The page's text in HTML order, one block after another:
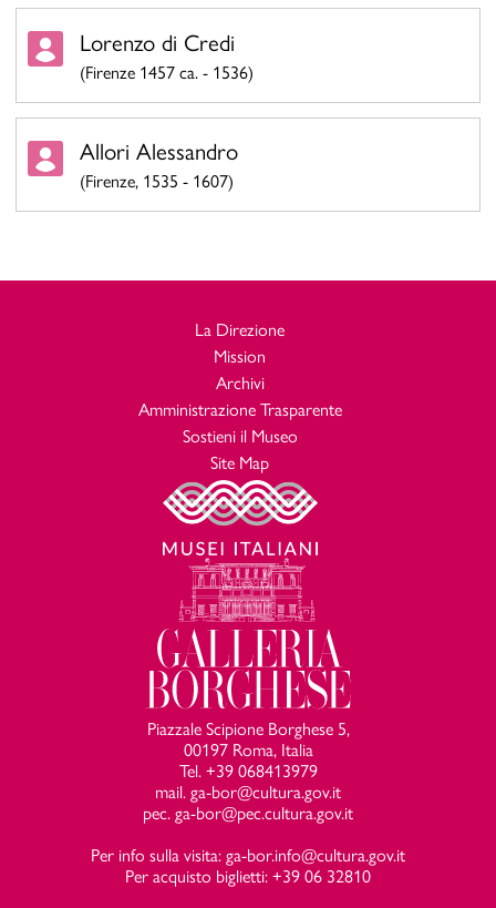
Lorenzo di Credi
(Firenze 1457 ca. - 1536)
Allori Alessandro
(Firenze, 1535 - 1607)
La Direzione
Mission
Archivi
Amministrazione Trasparente
Sostieni il Museo
Site Map
Piazzale Scipione Borghese 5,
00197 Roma, Italia
Tel. +39 068413979
mail. ga-bor@cultura.gov.it
pec. ga-bor@pec.cultura.gov.it
Per info sulla visita: ga-bor.info@cultura.gov.it
Per acquisto biglietti: +39 06 32810